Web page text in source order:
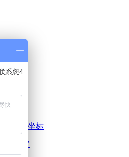
坐...
案...
三坐标
序设定
系您4